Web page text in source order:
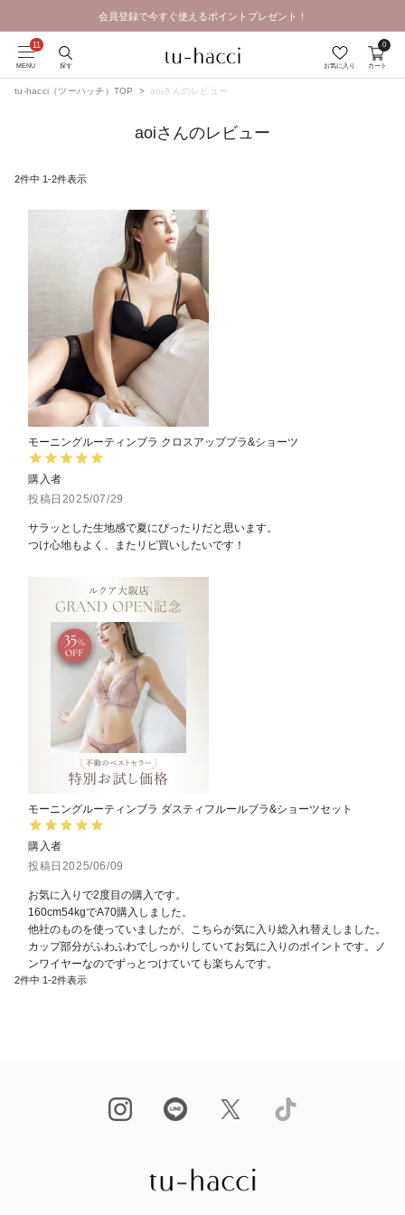
会員登録で今すぐ使えるポイントプレゼント！
MENU 探す お気に入り カート
0
tu-hacci（ツーハッチ）TOP aoiさんのレビュー
aoiさんのレビュー
2件中 1-2件表示
モーニングルーティンブラ クロスアップブラ&ショーツ
購入者
投稿日 2025/07/29
サラッとした生地感で夏にぴったりだと思います。
つけ心地もよく、またリピ買いしたいです！
モーニングルーティンブラ ダスティフルールブラ&ショーツセット
購入者
投稿日 2025/06/09
お気に入りで2度目の購入です。
160cm54kgでA70購入しました。
他社のものを使っていましたが、こちらが気に入り総入れ替えしました。
カップ部分がふわふわでしっかりしていてお気に入りのポイントです。ノ
ンワイヤーなのでずっとつけていても楽ちんです。
2件中 1-2件表示